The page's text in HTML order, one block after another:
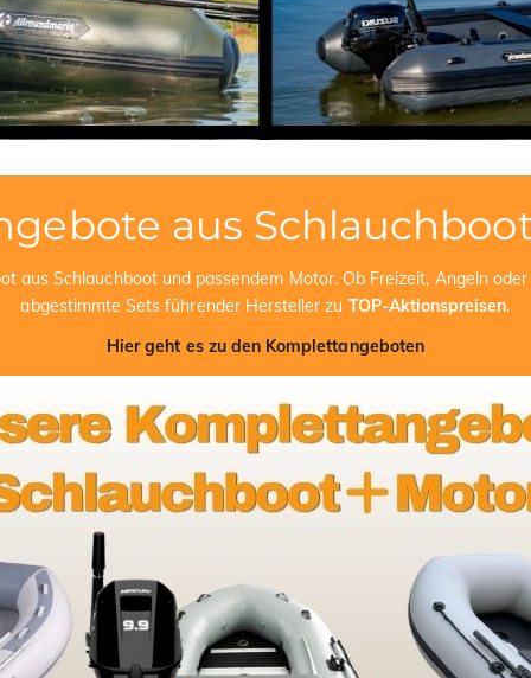
aus
aus Schlauchboot und passendem Motor. Ob Freizeit, Angeln
abgestimmte Sets führender Hersteller zu TOP-Aktionspreisen.
Hier geht es zu den Komplettangeboten